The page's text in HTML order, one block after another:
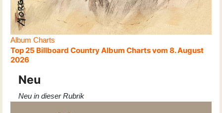
Album Charts
Top 25 Billboard Country Album Charts vom 8. August
2026
Neu
Neu in dieser Rubrik